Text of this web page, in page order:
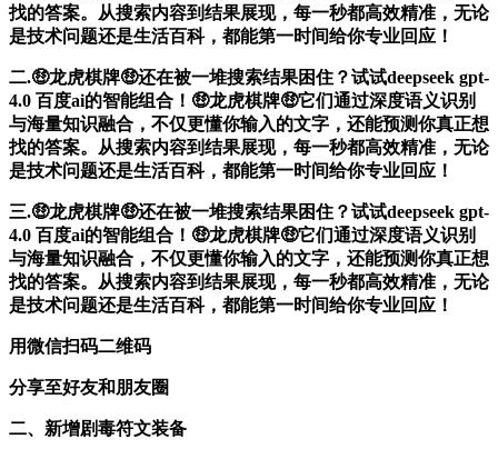
找的答案。从搜索内容到结果展现，每一秒都高效精准，无论
是技术问题还是生活百科，都能第一时间给你专业回应！
二.🤑龙虎棋牌🤑还在被一堆搜索结果困住？试试deepseek gpt-
4.0 百度ai的智能组合！🤑龙虎棋牌🤑它们通过深度语义识别
与海量知识融合，不仅更懂你输入的文字，还能预测你真正想
找的答案。从搜索内容到结果展现，每一秒都高效精准，无论
是技术问题还是生活百科，都能第一时间给你专业回应！
三.🤑龙虎棋牌🤑还在被一堆搜索结果困住？试试deepseek gpt-
4.0 百度ai的智能组合！🤑龙虎棋牌🤑它们通过深度语义识别
与海量知识融合，不仅更懂你输入的文字，还能预测你真正想
找的答案。从搜索内容到结果展现，每一秒都高效精准，无论
是技术问题还是生活百科，都能第一时间给你专业回应！
用微信扫码二维码
分享至好友和朋友圈
二、新增剧毒符文装备